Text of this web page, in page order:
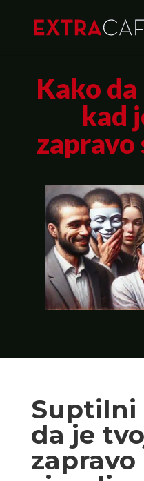
Kako
kad
Suptilni
da je
zapravo